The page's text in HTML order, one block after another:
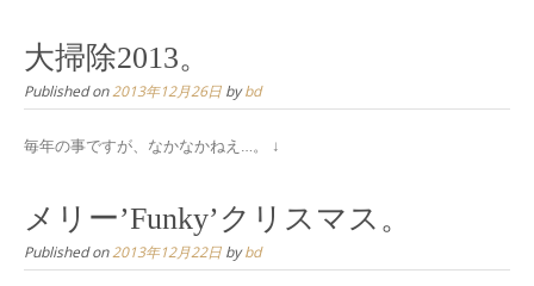
大掃除2013。
Published on2013年12月26日 bybd
毎年の事ですが、なかなかねえ…。 ↓
メリー’Funky’クリスマス。
Published on2013年12月22日 bybd